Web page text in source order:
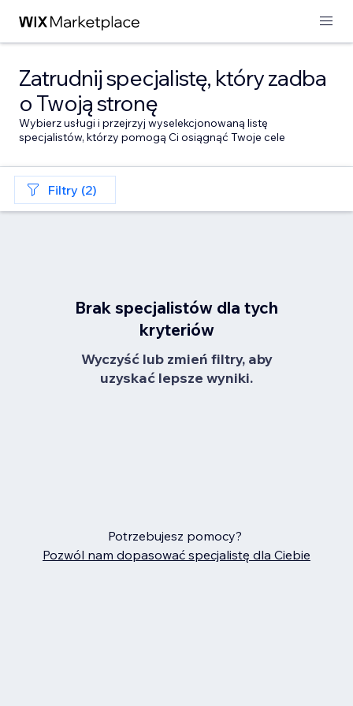
Zatrudnij specjalistę, który zadba
o Twoją stronę
Wybierz usługi i przejrzyj wyselekcjonowaną listę
specjalistów, którzy pomogą Ci osiągnąć Twoje cele
Filtry (2)
Brak specjalistów dla tych
kryteriów
Wyczyść lub zmień filtry, aby
uzyskać lepsze wyniki.
Potrzebujesz pomocy?
Pozwól nam dopasować specjalistę dla Ciebie